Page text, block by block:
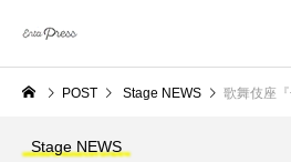
POST Stage NEWS 歌舞伎座『七月大
Stage NEWS